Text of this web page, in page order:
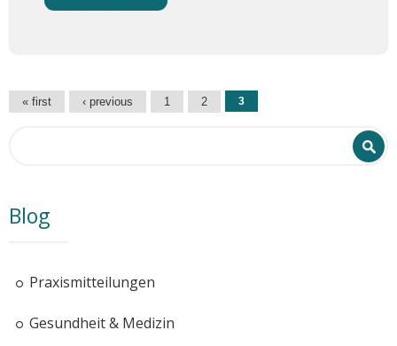
Parkplätze
Pages
« first ‹ previous 1 2 3
Blog
Praxismitteilungen
Gesundheit & Medizin